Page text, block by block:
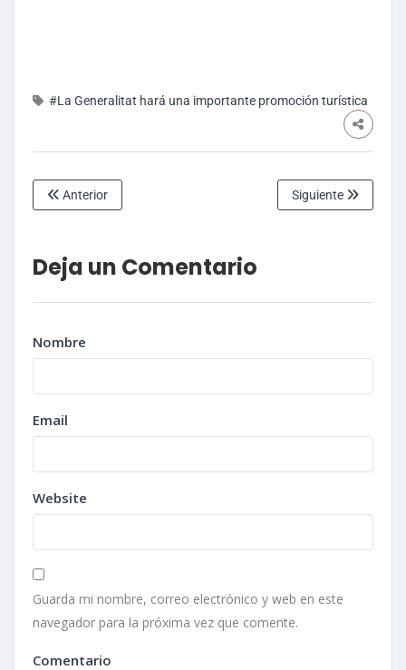
#La Generalitat hará una importante promoción turística
Anterior Siguiente
Deja un Comentario
Nombre
Email
Website
Guarda mi nombre, correo electrónico y web en este
navegador para la próxima vez que comente.
Comentario